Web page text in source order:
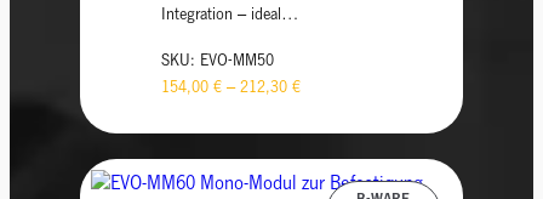
Integration – ideal…
SKU: EVO-MM50
154,00€ –212,30€